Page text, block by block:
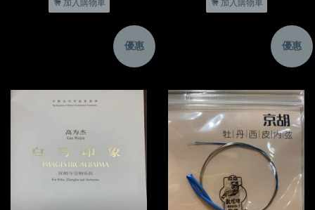
加入購物車 加入購物車
優惠 優惠